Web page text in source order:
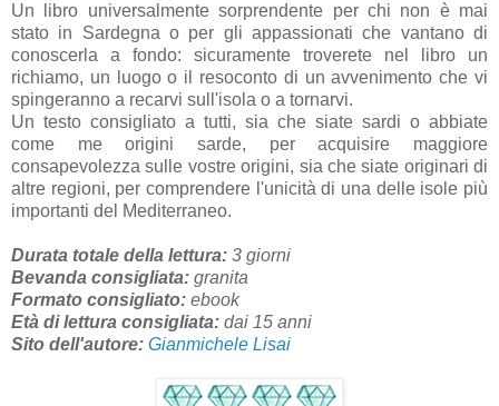
Un libro universalmente sorprendente per chi non è mai
stato in Sardegna o per gli appassionati che vantano di
conoscerla a fondo: sicuramente troverete nel libro un
richiamo, un luogo o il resoconto di un avvenimento che vi
spingeranno a recarvi sull'isola o a tornarvi.
Un testo consigliato a tutti, sia che siate sardi o abbiate
come me origini sarde, per acquisire maggiore
consapevolezza sulle vostre origini, sia che siate originari di
altre regioni, per comprendere l'unicità di una delle isole più
importanti del Mediterraneo.
Durata totale della lettura: 3 giorni
Bevanda consigliata: granita
Formato consigliato: ebook
Età di lettura consigliata: dai 15 anni
Sito dell'autore: Gianmichele Lisai